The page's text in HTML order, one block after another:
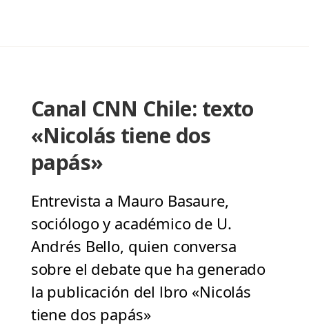
Canal CNN Chile: texto
«Nicolás tiene dos
papás»
Entrevista a Mauro Basaure,
sociólogo y académico de U.
Andrés Bello, quien conversa
sobre el debate que ha generado
la publicación del lbro «Nicolás
tiene dos papás»